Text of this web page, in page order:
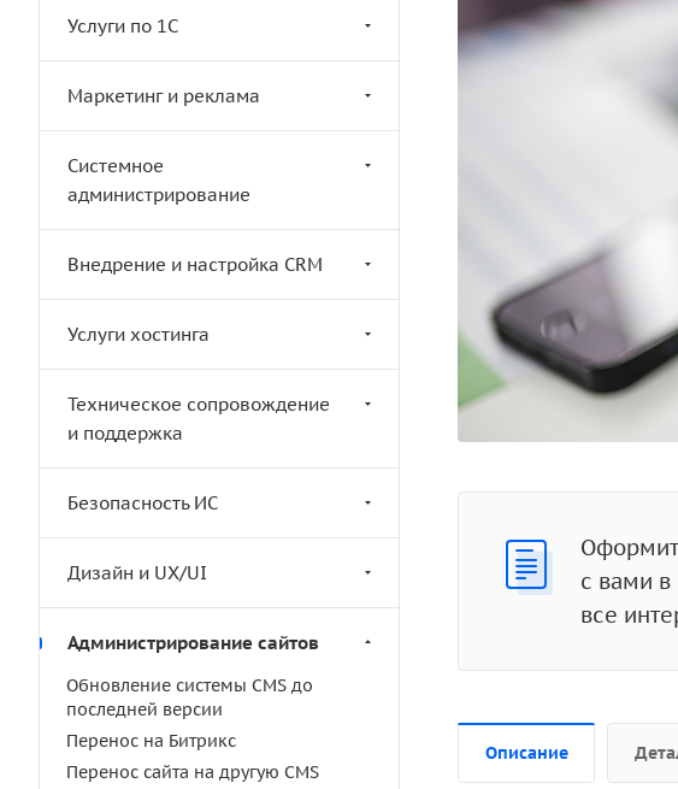
с вами
все
Описание
Услуги по 1С
Маркетинг и реклама
Системное
администрирование
Внедрение и настройка CRM
Услуги хостинга
Техническое сопровождение
и поддержка
Безопасность ИС
Дизайн и UX/UI
Администрирование сайтов
Обновление системы CMS до
последней версии
Перенос на Битрикс
Перенос сайта на другую CMS